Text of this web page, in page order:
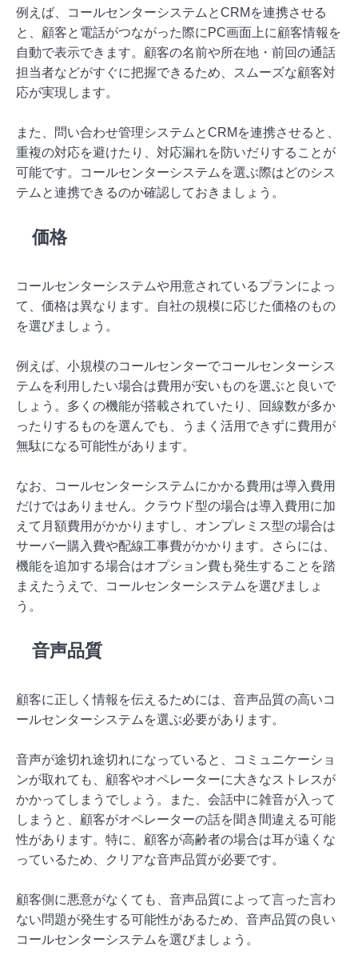
例えば、コールセンターシステムとCRMを連携させる
と、顧客と電話がつながった際にPC画面上に顧客情報を
自動で表示できます。顧客の名前や所在地・前回の通話
担当者などがすぐに把握できるため、スムーズな顧客対
応が実現します。
また、問い合わせ管理システムとCRMを連携させると、
重複の対応を避けたり、対応漏れを防いだりすることが
可能です。コールセンターシステムを選ぶ際はどのシス
テムと連携できるのか確認しておきましょう。
価格
コールセンターシステムや用意されているプランによっ
て、価格は異なります。自社の規模に応じた価格のもの
を選びましょう。
例えば、小規模のコールセンターでコールセンターシス
テムを利用したい場合は費用が安いものを選ぶと良いで
しょう。多くの機能が搭載されていたり、回線数が多か
ったりするものを選んでも、うまく活用できずに費用が
無駄になる可能性があります。
なお、コールセンターシステムにかかる費用は導入費用
だけではありません。クラウド型の場合は導入費用に加
えて月額費用がかかりますし、オンプレミス型の場合は
サーバー購入費や配線工事費がかかります。さらには、
機能を追加する場合はオプション費も発生することを踏
まえたうえで、コールセンターシステムを選びましょ
う。
音声品質
顧客に正しく情報を伝えるためには、音声品質の高いコ
ールセンターシステムを選ぶ必要があります。
音声が途切れ途切れになっていると、コミュニケーショ
ンが取れても、顧客やオペレーターに大きなストレスが
かかってしまうでしょう。また、会話中に雑音が入って
しまうと、顧客がオペレーターの話を聞き間違える可能
性があります。特に、顧客が高齢者の場合は耳が遠くな
っているため、クリアな音声品質が必要です。
顧客側に悪意がなくても、音声品質によって言った言わ
ない問題が発生する可能性があるため、音声品質の良い
コールセンターシステムを選びましょう。